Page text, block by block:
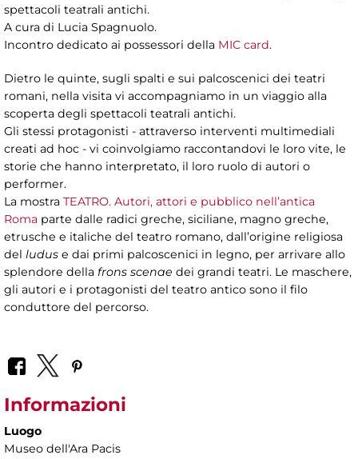
spettacoli teatrali antichi.
A cura di Lucia Spagnuolo.
Incontro dedicato ai possessori della MIC card.
Dietro le quinte, sugli spalti e sui palcoscenici dei teatri
romani, nella visita vi accompagniamo in un viaggio alla
scoperta degli spettacoli teatrali antichi.
Gli stessi protagonisti - attraverso interventi multimediali
creati ad hoc - vi coinvolgiamo raccontandovi le loro vite, le
storie che hanno interpretato, il loro ruolo di autori o
performer.
La mostra TEATRO. Autori, attori e pubblico nell’antica
Roma parte dalle radici greche, siciliane, magno greche,
etrusche e italiche del teatro romano, dall’origine religiosa
del ludus e dai primi palcoscenici in legno, per arrivare allo
splendore della frons scenae dei grandi teatri. Le maschere,
gli autori e i protagonisti del teatro antico sono il filo
conduttore del percorso.
Informazioni
Luogo
Museo dell'Ara Pacis